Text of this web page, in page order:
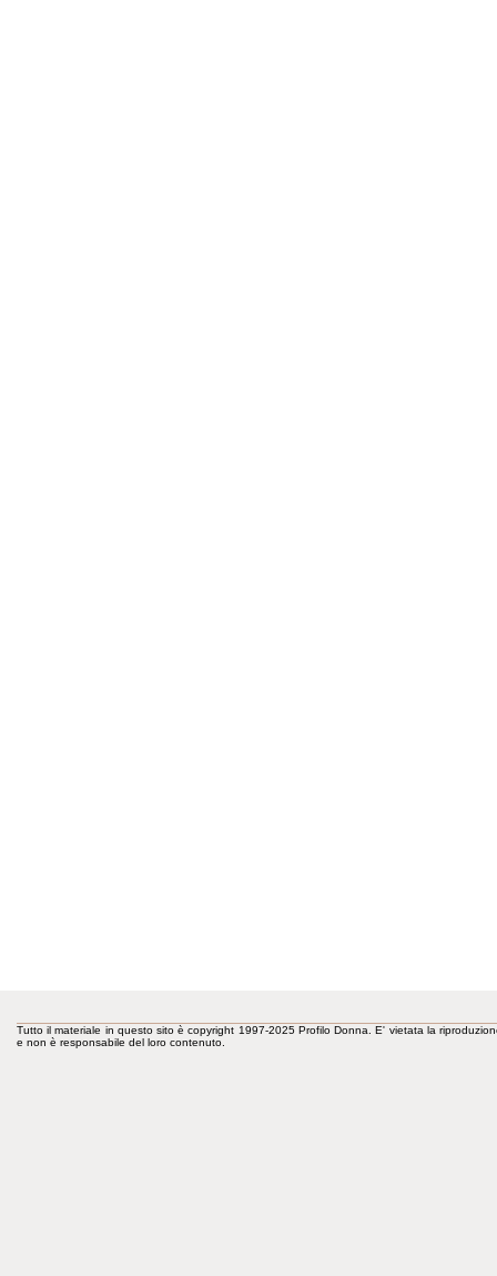
Tutto il materiale in questo sito è copyright 1997-2025 Profilo Donna. E' vietata la
e non è responsabile del loro contenuto.